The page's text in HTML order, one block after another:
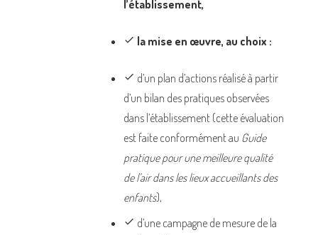
l’établissement,
done la mise en œuvre, au choix :
done d’un plan d’actions réalisé à partir
d’un bilan des pratiques observées
dans l’établissement (cette évaluation
est faite conformément au Guide
pratique pour une meilleure qualité
de l’air dans les lieux accueillants des
enfants),
done d’une campagne de mesure de la